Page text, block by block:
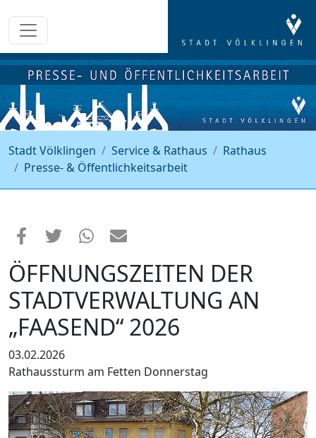
Stadt Völklingen Service & Rathaus
Rathaus
Presse- & Öffentlichkeitsarbeit
ÖFFNUNGSZEITEN DER
STADTVERWALTUNG AN
„FAASEND“ 2026
03.02.2026
Rathaussturm am Fetten Donnerstag